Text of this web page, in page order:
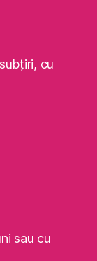
cu
sau cu